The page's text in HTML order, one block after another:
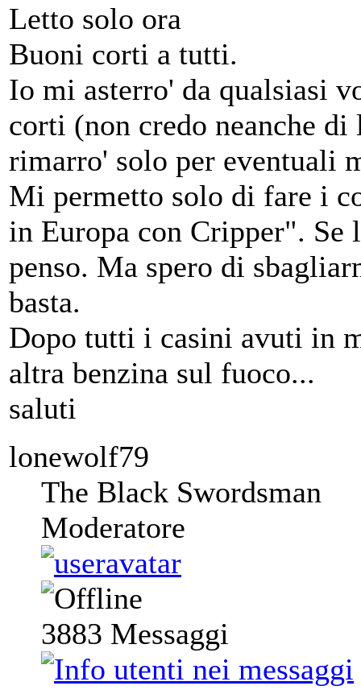
Letto solo ora
Buoni corti a tutti.
Io mi asterro' da qualsiasi
corti (non credo neanche
rimarro' solo per eventuali
Mi permetto solo di fare i
in Europa con Cripper". Se
penso. Ma spero di
basta.
Dopo tutti i casini avuti in
altra benzina sul fuoco...
saluti
lonewolf79
The Black Swordsman
Moderatore
3883 Messaggi